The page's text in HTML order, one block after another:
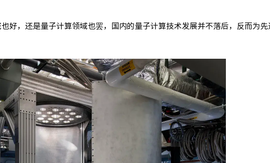
好，还是量子计算领域也罢，国内的量子计算技术发展并不落后，反而为